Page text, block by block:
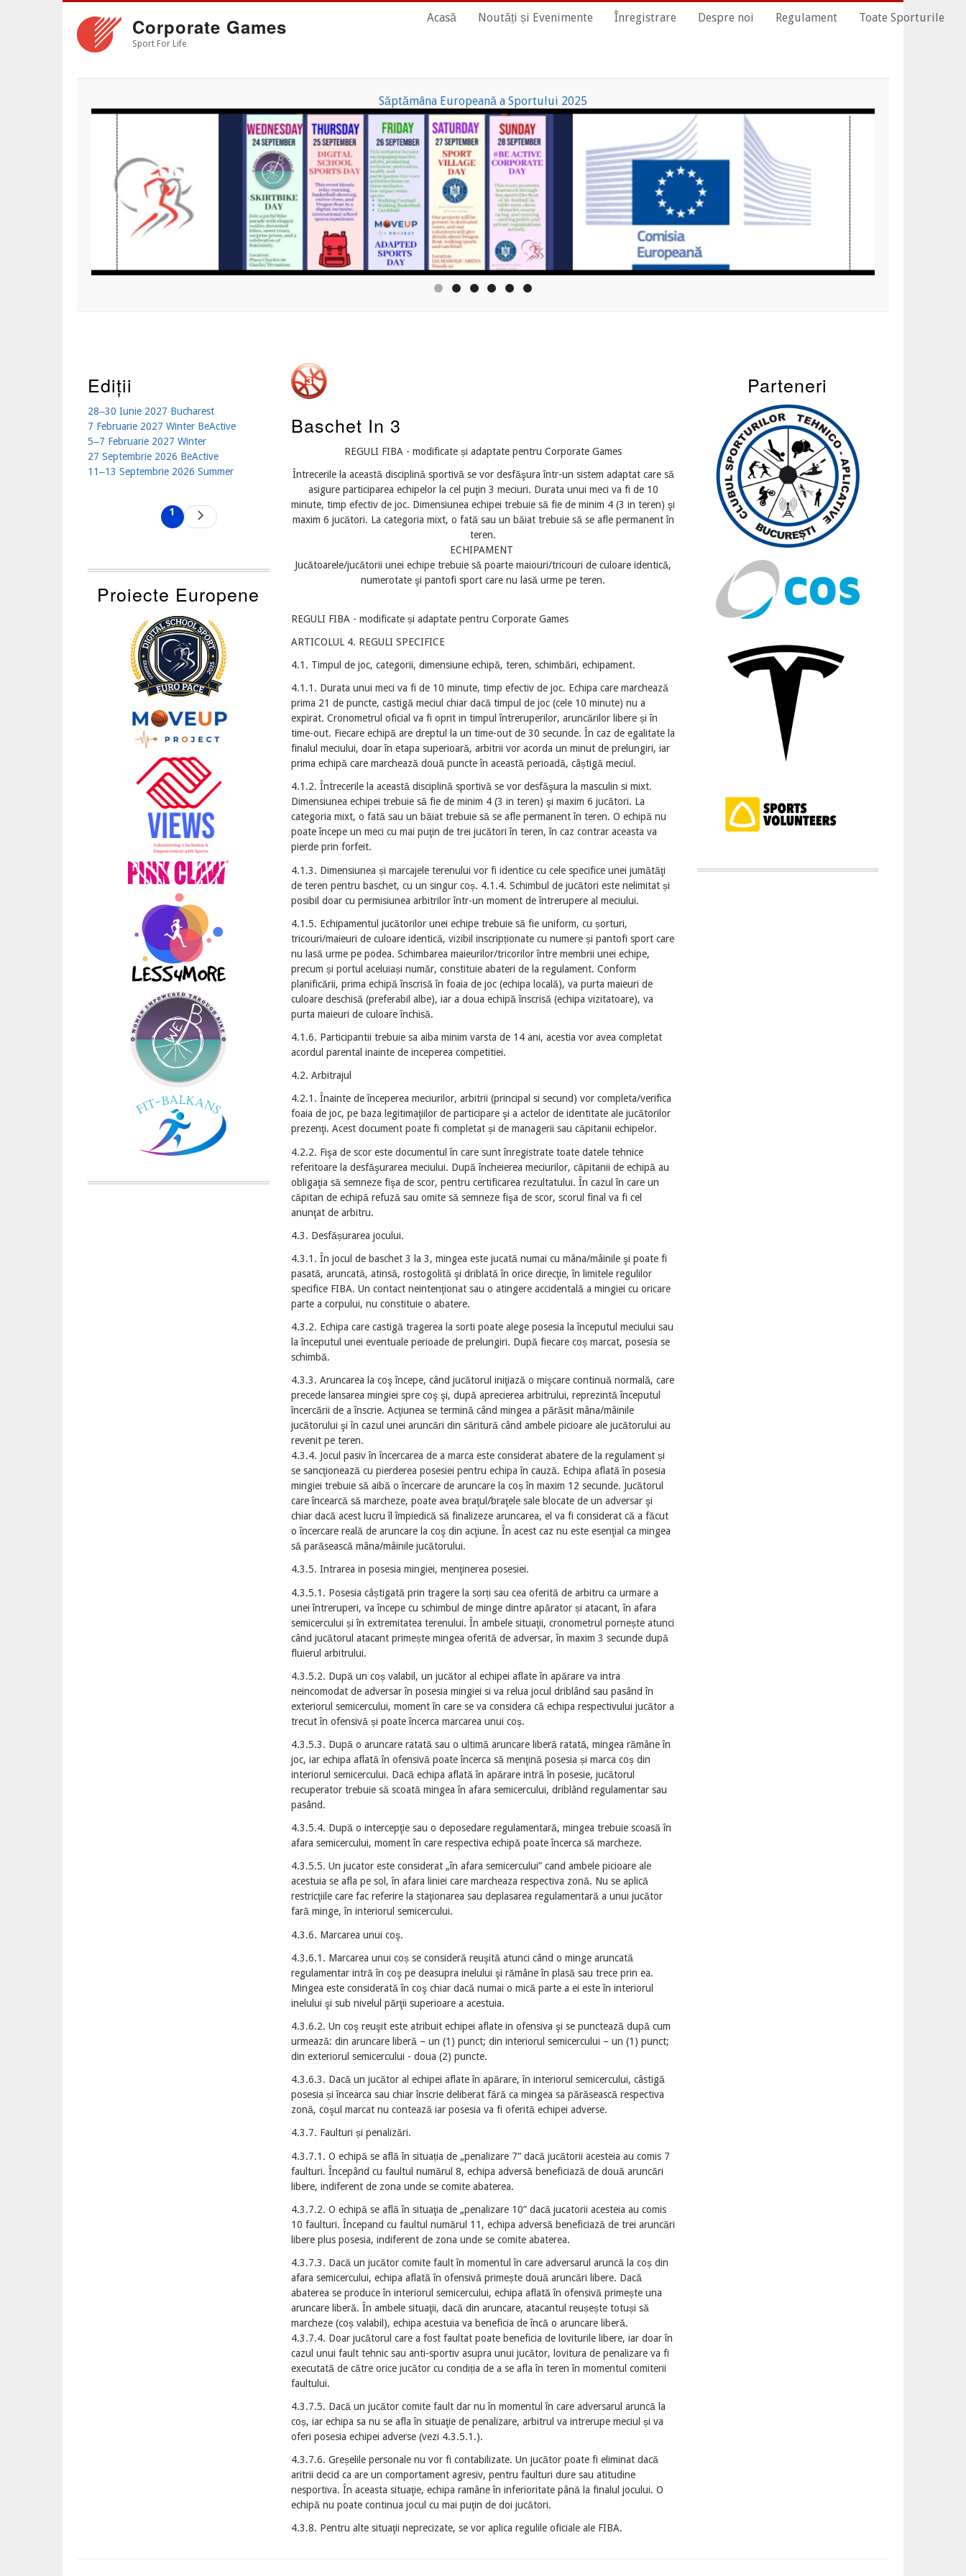
Corporate Games
Sport For Life
Săptămâna Europeană a Sportului 2025
Main
Acasă Noutăți și Evenimente Înregistrare Despre noi Regulament Toate Sporturile
Ediții
28‒30 Iunie 2027 Bucharest
7 Februarie 2027 Winter BeActive
5‒7 Februarie 2027 Winter
27 Septembrie 2026 BeActive
11‒13 Septembrie 2026 Summer
Current
page
1
Next
page
Proiecte Europene
Baschet In 3
REGULI FIBA - modificate și adaptate pentru Corporate Games
Întrecerile la această disciplină sportivă se vor desfăşura într-un sistem adaptat care să
asigure participarea echipelor la cel puţin 3 meciuri. Durata unui meci va fi de 10
minute, timp efectiv de joc. Dimensiunea echipei trebuie să fie de minim 4 (3 in teren) şi
maxim 6 jucători. La categoria mixt, o fată sau un băiat trebuie să se afle permanent în
teren.
ECHIPAMENT
Jucătoarele/jucătorii unei echipe trebuie să poarte maiouri/tricouri de culoare identică,
numerotate şi pantofi sport care nu lasă urme pe teren.
REGULI FIBA - modificate și adaptate pentru Corporate Games
ARTICOLUL 4. REGULI SPECIFICE
4.1. Timpul de joc, categorii, dimensiune echipă, teren, schimbări, echipament.
4.1.1. Durata unui meci va fi de 10 minute, timp efectiv de joc. Echipa care marchează
prima 21 de puncte, castigă meciul chiar dacă timpul de joc (cele 10 minute) nu a
expirat. Cronometrul oficial va fi oprit in timpul întreruperilor, aruncărilor libere și în
time-out. Fiecare echipă are dreptul la un time-out de 30 secunde. În caz de egalitate la
finalul meciului, doar în etapa superioară, arbitrii vor acorda un minut de prelungiri, iar
prima echipă care marchează două puncte în această perioadă, câștigă meciul.
4.1.2. Întrecerile la această disciplină sportivă se vor desfăşura la masculin si mixt.
Dimensiunea echipei trebuie să fie de minim 4 (3 in teren) şi maxim 6 jucători. La
categoria mixt, o fată sau un băiat trebuie să se afle permanent în teren. O echipă nu
poate începe un meci cu mai puţin de trei jucători în teren, în caz contrar aceasta va
pierde prin forfeit.
4.1.3. Dimensiunea și marcajele terenului vor fi identice cu cele specifice unei jumătăţi
de teren pentru baschet, cu un singur coș. 4.1.4. Schimbul de jucători este nelimitat și
posibil doar cu permisiunea arbitrilor într-un moment de întrerupere al meciului.
4.1.5. Echipamentul jucătorilor unei echipe trebuie să fie uniform, cu șorturi,
tricouri/maieuri de culoare identică, vizibil inscripționate cu numere și pantofi sport care
nu lasă urme pe podea. Schimbarea maieurilor/tricorilor între membrii unei echipe,
precum și portul aceluiași număr, constituie abateri de la regulament. Conform
planificării, prima echipă înscrisă în foaia de joc (echipa locală), va purta maieuri de
culoare deschisă (preferabil albe), iar a doua echipă înscrisă (echipa vizitatoare), va
purta maieuri de culoare închisă.
4.1.6. Participantii trebuie sa aiba minim varsta de 14 ani, acestia vor avea completat
acordul parental inainte de inceperea competitiei.
4.2. Arbitrajul
4.2.1. Înainte de începerea meciurilor, arbitrii (principal si secund) vor completa/verifica
foaia de joc, pe baza legitimaţiilor de participare şi a actelor de identitate ale jucătorilor
prezenţi. Acest document poate fi completat și de managerii sau căpitanii echipelor.
4.2.2. Fişa de scor este documentul în care sunt înregistrate toate datele tehnice
referitoare la desfăşurarea meciului. După încheierea meciurilor, căpitanii de echipă au
obligaţia să semneze fişa de scor, pentru certificarea rezultatului. În cazul în care un
căpitan de echipă refuză sau omite să semneze fişa de scor, scorul final va fi cel
anunţat de arbitru.
4.3. Desfășurarea jocului.
4.3.1. În jocul de baschet 3 la 3, mingea este jucată numai cu mâna/mâinile şi poate fi
pasată, aruncată, atinsă, rostogolită şi driblată în orice direcţie, în limitele regulilor
specifice FIBA. Un contact neintenţionat sau o atingere accidentală a mingiei cu oricare
parte a corpului, nu constituie o abatere.
4.3.2. Echipa care castigă tragerea la sorti poate alege posesia la începutul meciului sau
la începutul unei eventuale perioade de prelungiri. După fiecare coș marcat, posesia se
schimbă.
4.3.3. Aruncarea la coş începe, când jucătorul iniţiază o mişcare continuă normală, care
precede lansarea mingiei spre coş şi, după aprecierea arbitrului, reprezintă începutul
încercării de a înscrie. Acţiunea se termină când mingea a părăsit mâna/mâinile
jucătorului şi în cazul unei aruncări din săritură când ambele picioare ale jucătorului au
revenit pe teren.
4.3.4. Jocul pasiv în încercarea de a marca este considerat abatere de la regulament și
se sancţionează cu pierderea posesiei pentru echipa în cauză. Echipa aflată în posesia
mingiei trebuie să aibă o încercare de aruncare la coș în maxim 12 secunde. Jucătorul
care încearcă să marcheze, poate avea braţul/braţele sale blocate de un adversar şi
chiar dacă acest lucru îl împiedică să finalizeze aruncarea, el va fi considerat că a făcut
o încercare reală de aruncare la coş din acţiune. În acest caz nu este esenţial ca mingea
să parăsească mâna/mâinile jucătorului.
4.3.5. Intrarea in posesia mingiei, menţinerea posesiei.
4.3.5.1. Posesia câștigată prin tragere la sorți sau cea oferită de arbitru ca urmare a
unei întreruperi, va începe cu schimbul de minge dintre apărator și atacant, în afara
semicercului și în extremitatea terenului. În ambele situaţii, cronometrul pornește atunci
când jucătorul atacant primește mingea oferită de adversar, în maxim 3 secunde după
fluierul arbitrului.
4.3.5.2. După un coș valabil, un jucător al echipei aflate în apărare va intra
neincomodat de adversar în posesia mingiei si va relua jocul driblând sau pasând în
exteriorul semicercului, moment în care se va considera că echipa respectivului jucător a
trecut în ofensivă și poate încerca marcarea unui coș.
4.3.5.3. După o aruncare ratată sau o ultimă aruncare liberă ratată, mingea rămâne în
joc, iar echipa aflată în ofensivă poate încerca să menţină posesia și marca coș din
interiorul semicercului. Dacă echipa aflată în apărare intră în posesie, jucătorul
recuperator trebuie să scoată mingea în afara semicercului, driblând regulamentar sau
pasând.
4.3.5.4. După o intercepţie sau o deposedare regulamentară, mingea trebuie scoasă în
afara semicercului, moment în care respectiva echipă poate încerca să marcheze.
4.3.5.5. Un jucator este considerat „în afara semicercului” cand ambele picioare ale
acestuia se afla pe sol, în afara liniei care marcheaza respectiva zonă. Nu se aplică
restricţiile care fac referire la staţionarea sau deplasarea regulamentară a unui jucător
fară minge, în interiorul semicercului.
4.3.6. Marcarea unui coş.
4.3.6.1. Marcarea unui coș se consideră reuşită atunci când o minge aruncată
regulamentar intră în coş pe deasupra inelului şi rămâne în plasă sau trece prin ea.
Mingea este considerată în coş chiar dacă numai o mică parte a ei este în interiorul
inelului şi sub nivelul părţii superioare a acestuia.
4.3.6.2. Un coş reuşit este atribuit echipei aflate in ofensiva şi se punctează după cum
urmează: din aruncare liberă – un (1) punct; din interiorul semicercului – un (1) punct;
din exteriorul semicercului - doua (2) puncte.
4.3.6.3. Dacă un jucător al echipei aflate în apărare, în interiorul semicercului, câstigă
posesia și încearca sau chiar înscrie deliberat fără ca mingea sa părăsească respectiva
zonă, coşul marcat nu contează iar posesia va fi oferită echipei adverse.
4.3.7. Faulturi și penalizări.
4.3.7.1. O echipă se află în situația de „penalizare 7” dacă jucătorii acesteia au comis 7
faulturi. Începând cu faultul numărul 8, echipa adversă beneficiază de două aruncări
libere, indiferent de zona unde se comite abaterea.
4.3.7.2. O echipă se află în situaţia de „penalizare 10” dacă jucatorii acesteia au comis
10 faulturi. Începand cu faultul numărul 11, echipa adversă beneficiază de trei aruncări
libere plus posesia, indiferent de zona unde se comite abaterea.
4.3.7.3. Dacă un jucător comite fault în momentul în care adversarul aruncă la coș din
afara semicercului, echipa aflată în ofensivă primește două aruncări libere. Dacă
abaterea se produce în interiorul semicercului, echipa aflată în ofensivă primește una
aruncare liberă. În ambele situaţii, dacă din aruncare, atacantul reușește totuși să
marcheze (coș valabil), echipa acestuia va beneficia de încă o aruncare liberă.
4.3.7.4. Doar jucătorul care a fost faultat poate beneficia de loviturile libere, iar doar în
cazul unui fault tehnic sau anti-sportiv asupra unui jucător, lovitura de penalizare va fi
executată de către orice jucător cu condiția de a se afla în teren în momentul comiterii
faultului.
4.3.7.5. Dacă un jucător comite fault dar nu în momentul în care adversarul aruncă la
coș, iar echipa sa nu se afla în situaţie de penalizare, arbitrul va intrerupe meciul și va
oferi posesia echipei adverse (vezi 4.3.5.1.).
4.3.7.6. Greșelile personale nu vor fi contabilizate. Un jucător poate fi eliminat dacă
aritrii decid ca are un comportament agresiv, pentru faulturi dure sau atitudine
nesportiva. În aceasta situaţie, echipa ramâne în inferioritate până la finalul jocului. O
echipă nu poate continua jocul cu mai puţin de doi jucători.
4.3.8. Pentru alte situaţii neprecizate, se vor aplica regulile oficiale ale FIBA.
Parteneri